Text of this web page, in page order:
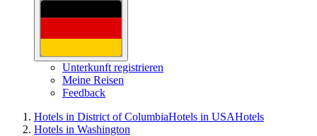
Unterkunft registrieren
Meine Reisen
Feedback
Hotels in District of ColumbiaHotels in USAHotels
Hotels in Washington